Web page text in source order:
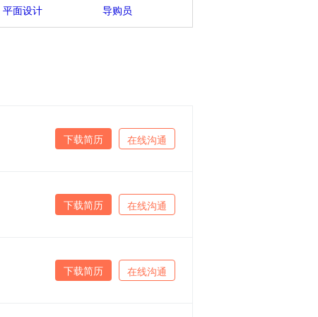
平面设计 导购员
在线沟通
下载简历
在线沟通
下载简历
在线沟通
下载简历